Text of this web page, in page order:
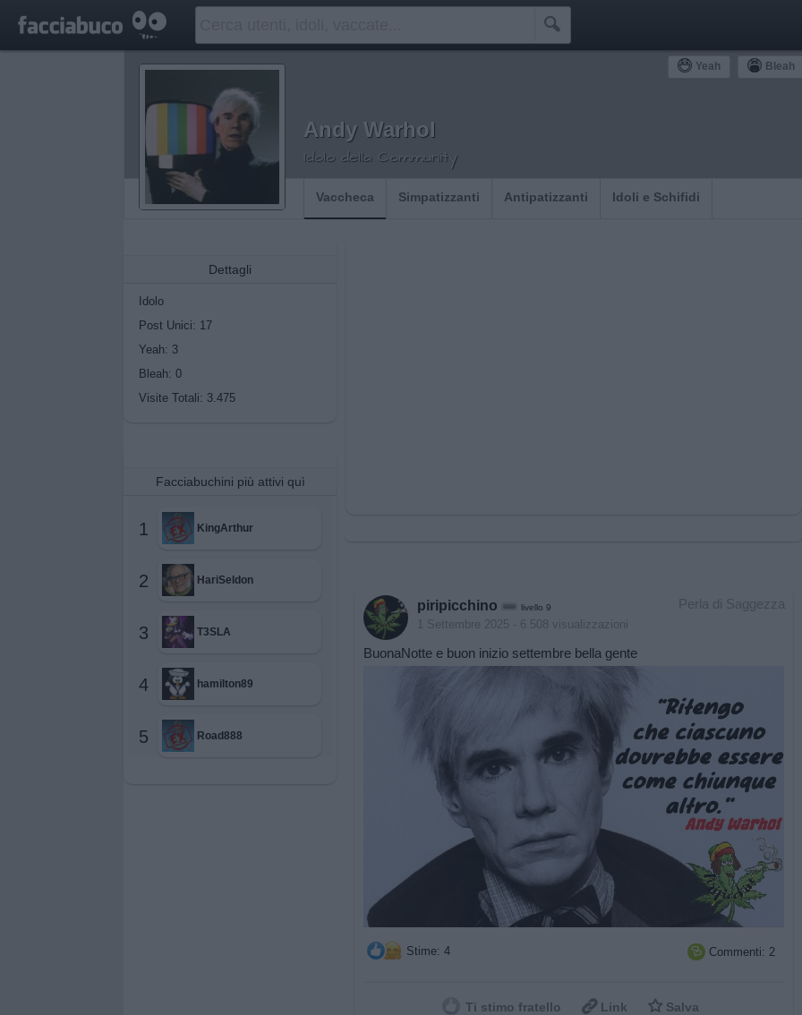

Yeah Bleah
Andy Warhol
Idolo della Community
Vaccheca Simpatizzanti Antipatizzanti Idoli e Schifidi
Dettagli
Idolo
Post Unici: 17
Yeah: 3
Bleah: 0
Visite Totali: 3.475
Facciabuchini più attivi quì
1 KingArthur
2 HariSeldon
3 T3SLA
4 hamilton89
5 Road888
Perla di Saggezza
piripicchino livello 9
1 Settembre 2025 - 6.508 visualizzazioni
BuonaNotte e buon inizio settembre bella gente
Stime: 4  Commenti: 2
Ti stimo fratello  Link  Salva